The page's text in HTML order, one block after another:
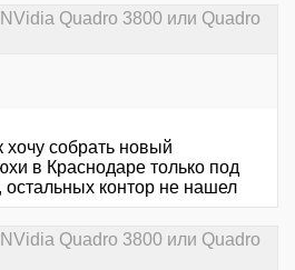
Quadro 3800 или Quadro
собрать новый
в Краснодаре только под
остальных контор не нашел
Quadro 3800 или Quadro